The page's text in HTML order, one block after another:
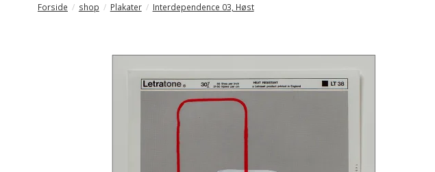
Forside / shop / Plakater / Interdependence 03, Høst